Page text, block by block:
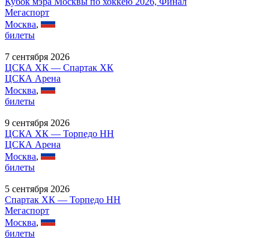
Мегаспорт
Москва,
билеты
7 сентября 2026
ЦСКА ХК — Спартак ХК
ЦСКА Арена
Москва,
билеты
9 сентября 2026
ЦСКА ХК — Торпедо НН
ЦСКА Арена
Москва,
билеты
5 сентября 2026
Спартак ХК — Торпедо НН
Мегаспорт
Москва,
билеты